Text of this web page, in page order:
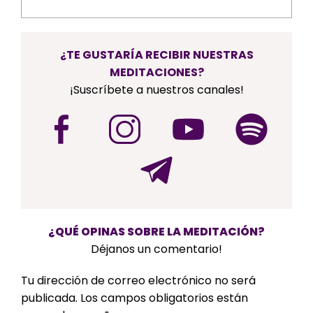
¿TE GUSTARÍA RECIBIR NUESTRAS
MEDITACIONES?
¡Suscríbete a nuestros canales!
¿QUÉ OPINAS SOBRE LA MEDITACIÓN?
Déjanos un comentario!
Tu dirección de correo electrónico no será
publicada. Los campos obligatorios están